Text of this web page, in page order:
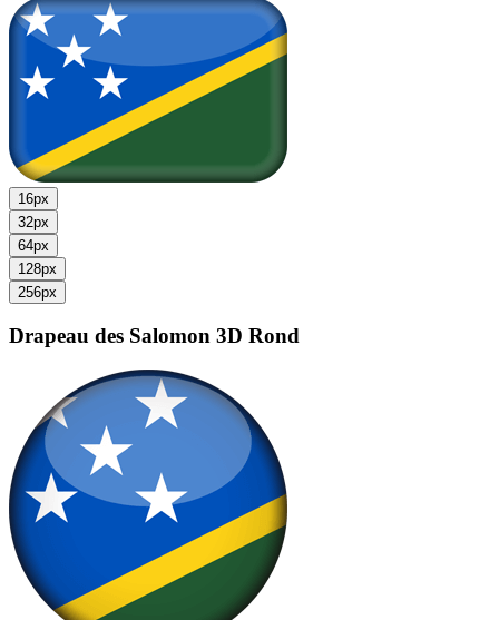
16px
32px
64px
128px
256px
Drapeau des Salomon 3D Rond